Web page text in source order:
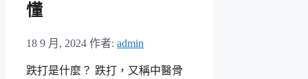
懂
18 9 月, 2024 作者: admin
跌打是什麼？ 跌打，又稱中醫骨